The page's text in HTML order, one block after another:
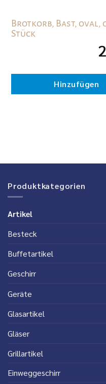
Brotkorb, Bast, oval,
Stück
Hinzufügen
Produktkategorien
Artikel
Besteck
Buffetartikel
Geschirr
Geräte
Glasartikel
Gläser
Grillartikel
Einweggeschirr